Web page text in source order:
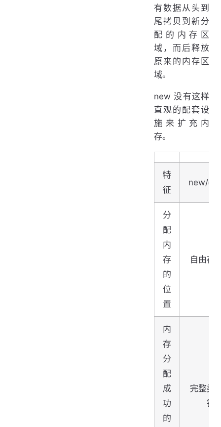
有数据从头到
尾拷贝到新分
配的内存区
域，而后释放
原来的内存区
域。
new 没有这样
直观的配套设
施来扩充内
存。
特
征
new/
分
配
内
存
的
位
置
自由存
内
存
分
配
成
功
的
完整类
针